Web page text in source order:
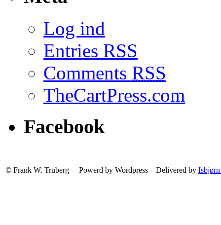
Log ind
Entries RSS
Comments RSS
TheCartPress.com
Facebook
© Frank W. Truberg Powerd by Wordpress Delivered by